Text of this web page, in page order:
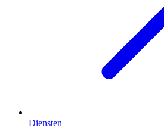
Diensten